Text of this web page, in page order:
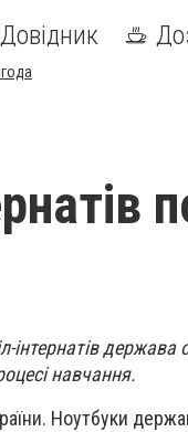
Довідник
держава
навчання.
Ноутбуки